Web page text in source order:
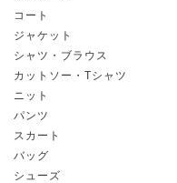
コート
ジャケット
シャツ・ブラウス
カットソー・Tシャツ
ニット
パンツ
スカート
バッグ
シューズ